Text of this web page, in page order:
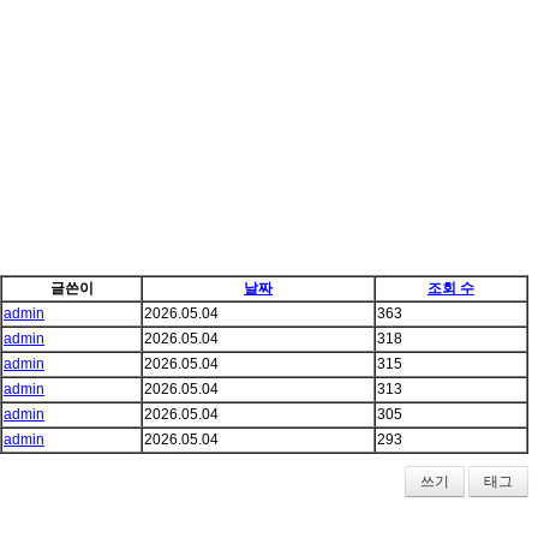
글쓴이 날짜
조회 수
admin
2026.05.04
363
admin
2026.05.04
318
admin
2026.05.04
315
admin
2026.05.04
313
admin
2026.05.04
305
admin
2026.05.04 293
쓰기 태그